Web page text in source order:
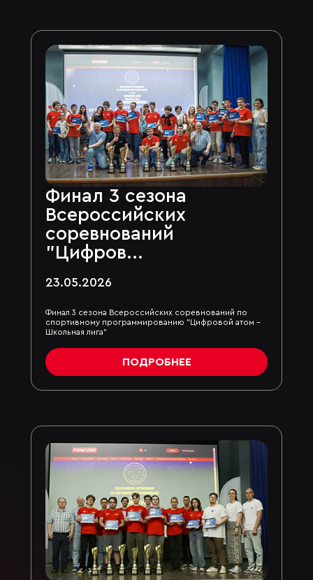
Финал 3 сезона
Всероссийских
соревнований
"Цифров...
23.05.2026
Финал 3 сезона Всероссийских соревнований по
спортивному программированию "Цифровой атом -
Школьная лига"
ПОДРОБНЕЕ